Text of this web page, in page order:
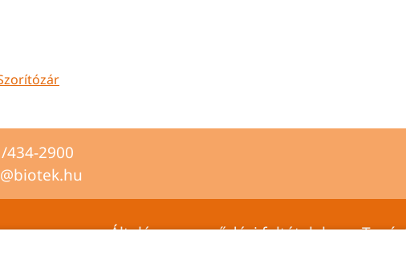
434-2900
Általános szerződési feltételek